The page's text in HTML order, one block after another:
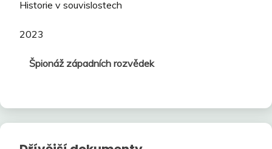
Historie v souvislostech
2023
Špionáž západních rozvědek